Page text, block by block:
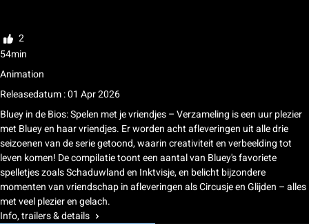
2
54min
Animation
Releasedatum : 01 Apr 2026
Bluey in de Bios: Spelen met je vriendjes – Verzameling is een uur plezier
met Bluey en haar vriendjes. Er worden acht afleveringen uit alle drie
seizoenen van de serie getoond, waarin creativiteit en verbeelding tot
leven komen! De compilatie toont een aantal van Bluey's favoriete
spelletjes zoals Schaduwland en Inktvisje, en belicht bijzondere
momenten van vriendschap in afleveringen als Circusje en Glijden – alles
met veel plezier en gelach.
Info, trailers & details